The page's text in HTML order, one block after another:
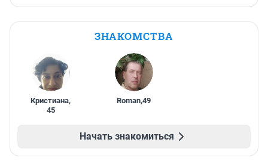
ЗНАКОМСТВА
Кристиана,
45
Roman,49
Начать знакомиться